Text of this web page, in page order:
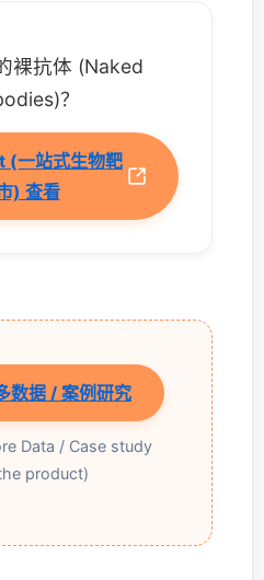
裸抗体 (Naked
？
(一站式生物靶
) 查看
数据 / 案例研究
Data / Case study
product)